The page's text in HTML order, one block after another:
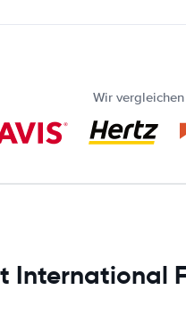
Wir
International